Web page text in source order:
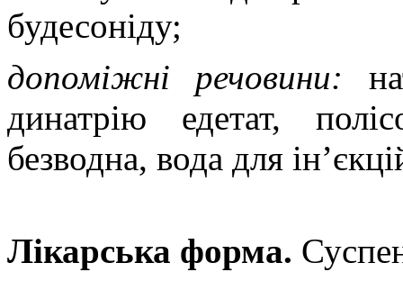
будесоніду;
допоміжні речовини:
динатрію едетат,
безводна, вода для
Лікарська форма.